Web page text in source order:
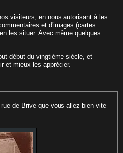
visiteurs, en nous autorisant à les
et d'images (cartes
les situer. Avec même quelques
début du vingtième siècle, et
et mieux les apprécier.
de Brive que vous allez bien vite